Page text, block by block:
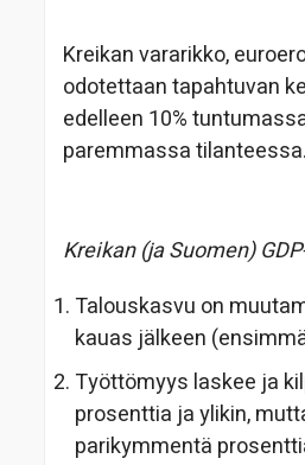
Kreikan vararikko,
odotettaan tapahtuvan
edelleen 10%
paremmassa tilanteessa.
Kreikan (ja Suomen)
Talouskasvu on
kauas jälkeen
Työttömyys laskee ja
prosenttia ja ylikin,
parikymmentä